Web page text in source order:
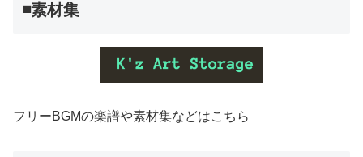
◾️素材集
フリーBGMの楽譜や素材集などはこちら